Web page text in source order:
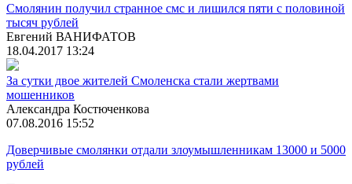
Смолянин получил странное смс и лишился пяти с половиной
тысяч рублей
Евгений ВАНИФАТОВ
18.04.2017 13:24
За сутки двое жителей Смоленска стали жертвами
мошенников
Александра Костюченкова
07.08.2016 15:52
Доверчивые смолянки отдали злоумышленникам 13000 и 5000
рублей